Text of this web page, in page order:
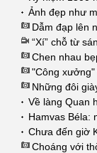
Ảnh đẹp như
Dẫm đạp lên
“Xí” chỗ từ
Chen nhau
"Công
Những đôi
Về làng Quan
Hamvas Béla:
Chưa đến giờ
Choáng với